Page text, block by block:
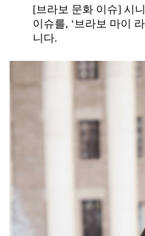
[브라보 문화 이슈] 시
이슈를, ‘브라보 마이
니다.